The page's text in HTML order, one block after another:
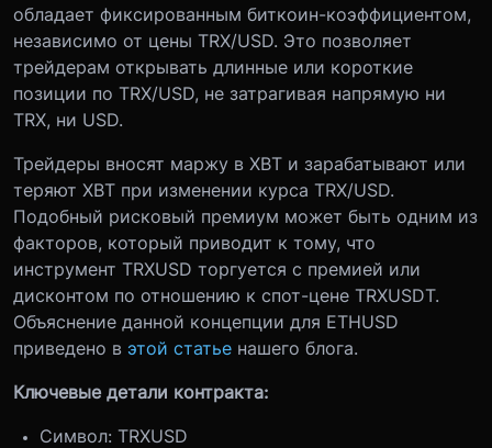
обладает фиксированным биткоин-коэффициентом,
независимо от цены TRX/USD. Это позволяет
трейдерам открывать длинные или короткие
позиции по TRX/USD, не затрагивая напрямую ни
TRX, ни USD.
Трейдеры вносят маржу в XBT и зарабатывают или
теряют XBT при изменении курса TRX/USD.
Подобный рисковый премиум может быть одним из
факторов, который приводит к тому, что
инструмент TRXUSD торгуется с премией или
дисконтом по отношению к спот-цене TRXUSDT.
Объяснение данной концепции для ETHUSD
приведено в этой статье нашего блога.
Ключевые детали контракта:
Символ: TRXUSD